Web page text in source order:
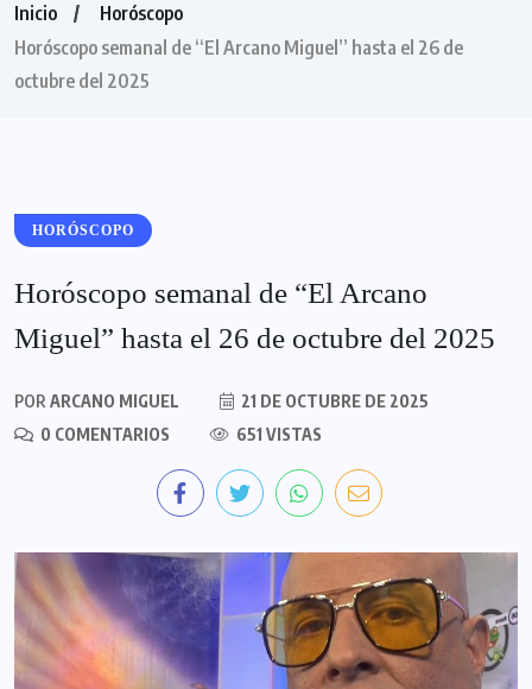
Inicio
Horóscopo
Horóscopo semanal de “El Arcano Miguel” hasta el 26 de
octubre del 2025
HORÓSCOPO
Horóscopo semanal de “El Arcano
Miguel” hasta el 26 de octubre del 2025
POR ARCANO MIGUEL
21 DE OCTUBRE DE 2025
0 COMENTARIOS
651 VISTAS